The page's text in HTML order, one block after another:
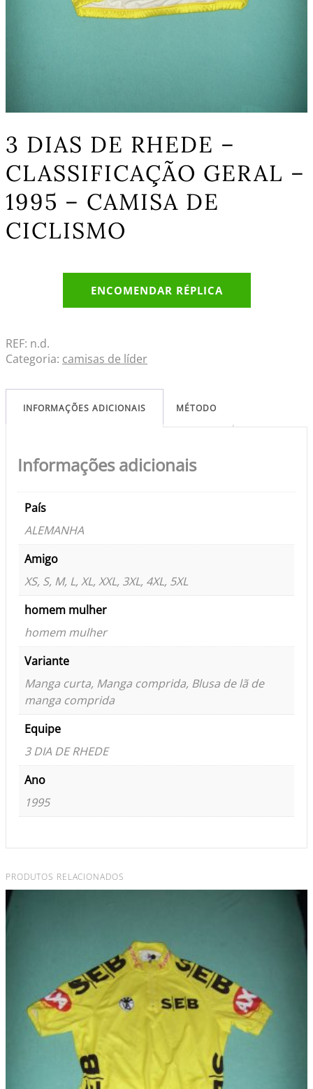
3 DIAS DE RHEDE –
CLASSIFICAÇÃO GERAL –
1995 – CAMISA DE
CICLISMO
ENCOMENDAR RÉPLICA
REF: n.d.
Categoria: camisas de líder
INFORMAÇÕES ADICIONAIS MÉTODO
Informações adicionais
País
ALEMANHA
Amigo
XS, S, M, L, XL, XXL, 3XL, 4XL, 5XL
homem mulher
homem mulher
Variante
Manga curta, Manga comprida, Blusa de lã de
manga comprida
Equipe
3 DIA DE RHEDE
Ano
1995
PRODUTOS RELACIONADOS